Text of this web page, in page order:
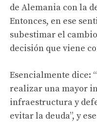
de Alemania con la
Entonces, en ese
subestimar el
decisión que viene
Esencialmente dice:
realizar una mayor
infraestructura y
evitar la deuda”, y